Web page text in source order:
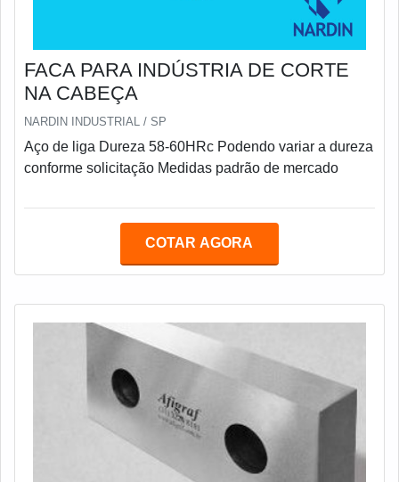
FACA PARA INDÚSTRIA DE CORTE
NA CABEÇA
NARDIN INDUSTRIAL / SP
Aço de liga Dureza 58-60HRc Podendo variar a dureza
conforme solicitação Medidas padrão de mercado
COTAR AGORA